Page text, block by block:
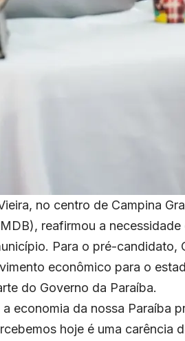
no centro de Campina
reafirmou a
Para o pré-candidato,
econômico para o
do Governo da Paraíba.
economia da nossa Paraíba
hoje é uma carência